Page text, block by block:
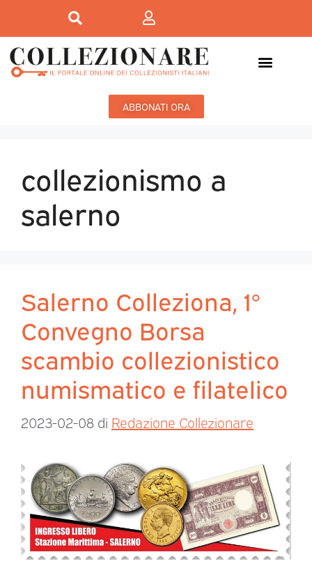
ABBONATI ORA
collezionismo a
salerno
Salerno Colleziona, 1°
Convegno Borsa
scambio collezionistico
numismatico e filatelico
2023-02-08 di Redazione Collezionare